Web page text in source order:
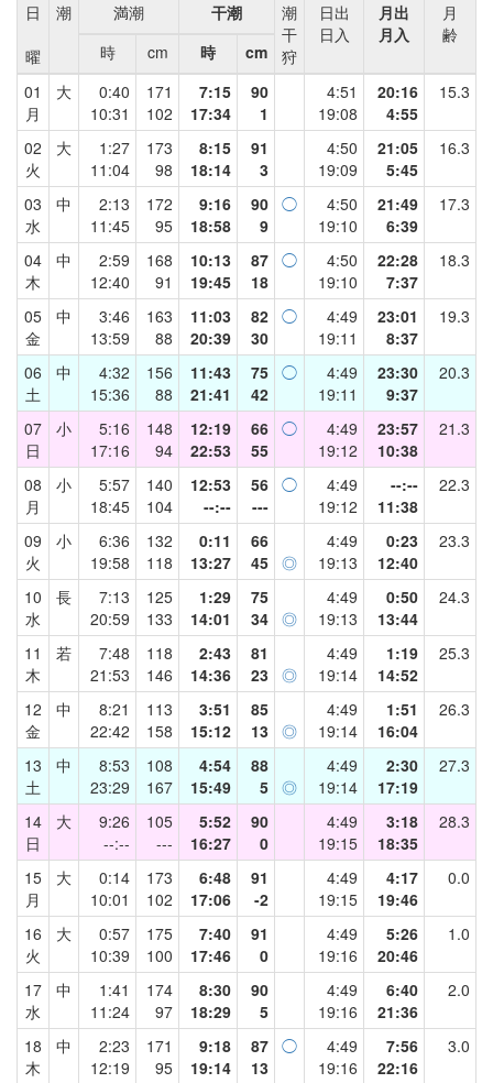
日
曜
潮 満潮 干潮
潮
干
狩
日出
日入
月出
月入
月
齢
時
cm 時
cm
01
月
大
0:40
10:31
171
102
7:15
17:34
90
1
4:51
19:08
20:16
4:55
15.3
02
火
大
1:27
11:04
173
98
8:15
18:14
91
3
4:50
19:09
21:05
5:45
16.3
03
水
中
2:13
11:45
172
95
9:16
18:58
90
9
◯
4:50
19:10
21:49
6:39
17.3
04
木
中
2:59
12:40
168
91
10:13
19:45
87
18
◯
4:50
19:10
22:28
7:37
18.3
05
金
中
3:46
13:59
163
88
11:03
20:39
82
30
◯
4:49
19:11
23:01
8:37
19.3
06
土
中
4:32
15:36
156
88
11:43
21:41
75
42
◯
4:49
19:11
23:30
9:37
20.3
07
日
小
5:16
17:16
148
94
12:19
22:53
66
55
◯
4:49
19:12
23:57
10:38
21.3
08
月
小
5:57
18:45
140
104
12:53
--:--
56
---
◯
4:49
19:12
--:--
11:38
22.3
09
火
小
6:36
19:58
132
118
0:11
13:27
66
45 ◎
4:49
19:13
0:23
12:40
23.3
10
水
長
7:13
20:59
125
133
1:29
14:01
75
34 ◎
4:49
19:13
0:50
13:44
24.3
11
木
若
7:48
21:53
118
146
2:43
14:36
81
23 ◎
4:49
19:14
1:19
14:52
25.3
12
金
中
8:21
22:42
113
158
3:51
15:12
85
13 ◎
4:49
19:14
1:51
16:04
26.3
13
土
中
8:53
23:29
108
167
4:54
15:49
88
5 ◎
4:49
19:14
2:30
17:19
27.3
14
日
大
9:26
--:--
105
---
5:52
16:27
90
0
4:49
19:15
3:18
18:35
28.3
15
月
大
0:14
10:01
173
102
6:48
17:06
91
-2
4:49
19:15
4:17
19:46
0.0
16
火
大
0:57
10:39
175
100
7:40
17:46
91
0
4:49
19:16
5:26
20:46
1.0
17
水
中
1:41
11:24
174
97
8:30
18:29
90
5
4:49
19:16
6:40
21:36
2.0
18
木
中
2:23
12:19
171
95
9:18
19:14
87
13
◯
4:49
19:16
7:56
22:16
3.0